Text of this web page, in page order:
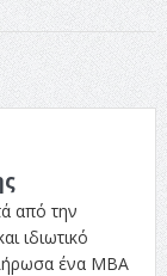
από την
ιδιωτικό
ένα ΜΒΑ